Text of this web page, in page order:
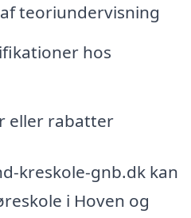
teoriundervisning
hos
eller rabatter
kreskole-gnb.dk kan
i Hoven og